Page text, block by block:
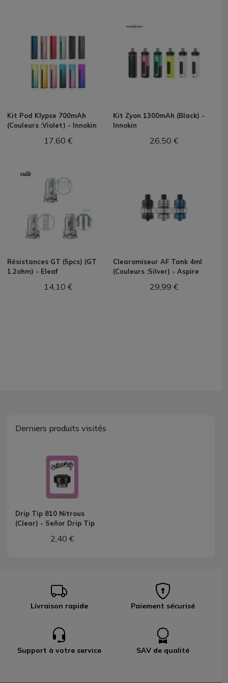
Kit Pod Klypse 700mAh
(Couleurs :Violet) - Innokin
17,60 €
Kit Zyon 1300mAh (Black) -
Innokin
26,50 €
Résistances GT (5pcs) (GT
1.2ohm) - Eleaf
14,10 €
Clearomiseur AF Tank 4ml
(Couleurs :Silver) - Aspire
29,99 €
Derniers produits visités
Drip Tip 810 Nitrous
(Clear) - Señor Drip Tip
2,40 €
Livraison rapide Paiement sécurisé
Support à votre service SAV de qualité